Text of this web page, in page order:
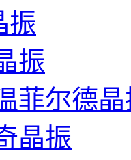
振
振
菲尔德晶
晶振